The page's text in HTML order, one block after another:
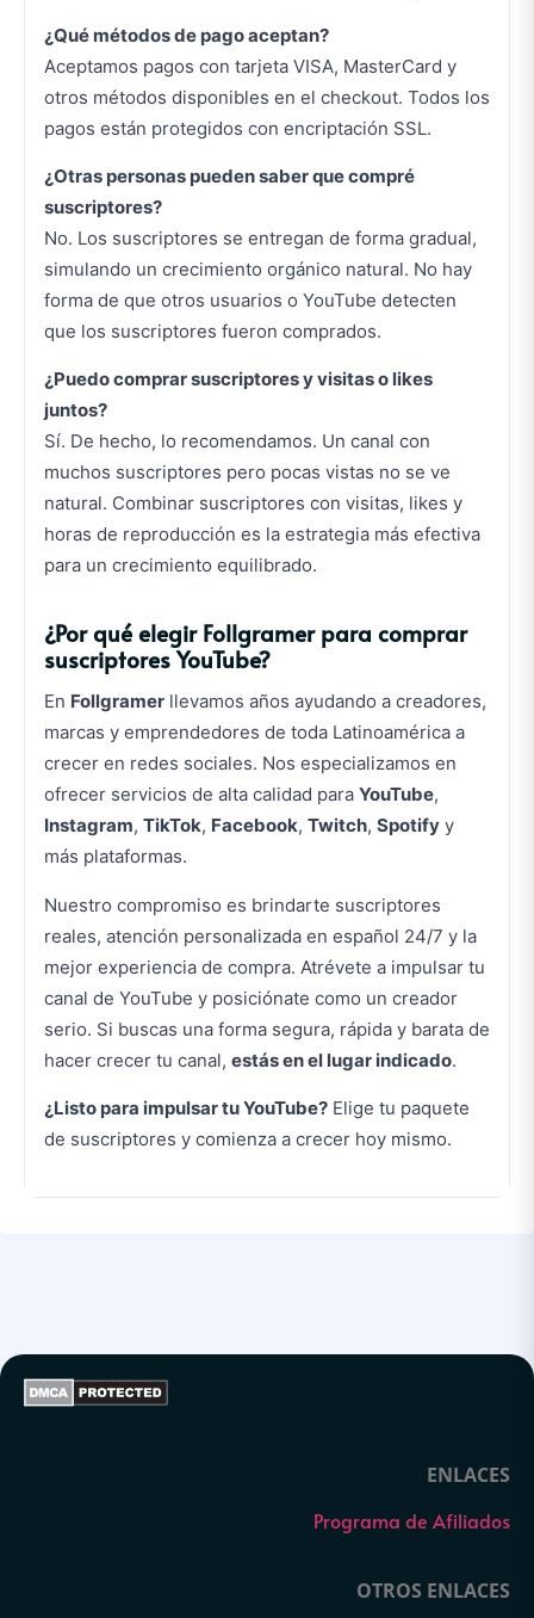
¿Qué métodos de pago aceptan?
Aceptamos pagos con tarjeta VISA, MasterCard y
otros métodos disponibles en el checkout. Todos los
pagos están protegidos con encriptación SSL.
¿Otras personas pueden saber que compré
suscriptores?
No. Los suscriptores se entregan de forma gradual,
simulando un crecimiento orgánico natural. No hay
forma de que otros usuarios o YouTube detecten
que los suscriptores fueron comprados.
¿Puedo comprar suscriptores y visitas o likes
juntos?
Sí. De hecho, lo recomendamos. Un canal con
muchos suscriptores pero pocas vistas no se ve
natural. Combinar suscriptores con visitas, likes y
horas de reproducción es la estrategia más efectiva
para un crecimiento equilibrado.
¿Por qué elegir Follgramer para comprar
suscriptores YouTube?
En Follgramer llevamos años ayudando a creadores,
marcas y emprendedores de toda Latinoamérica a
crecer en redes sociales. Nos especializamos en
ofrecer servicios de alta calidad para YouTube,
Instagram, TikTok, Facebook, Twitch, Spotify y
más plataformas.
Nuestro compromiso es brindarte suscriptores
reales, atención personalizada en español 24/7 y la
mejor experiencia de compra. Atrévete a impulsar tu
canal de YouTube y posiciónate como un creador
serio. Si buscas una forma segura, rápida y barata de
hacer crecer tu canal, estás en el lugar indicado.
¿Listo para impulsar tu YouTube? Elige tu paquete
de suscriptores y comienza a crecer hoy mismo.
ENLACES
Programa de Afiliados
OTROS ENLACES